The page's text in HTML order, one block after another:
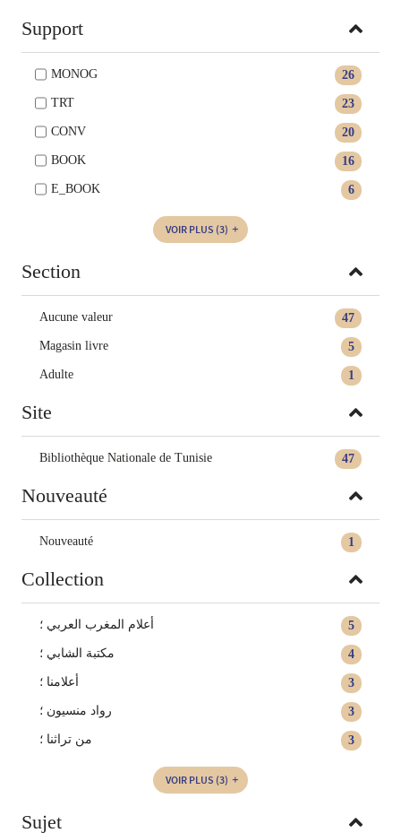
Support
26
MONOG
23
TRT
20
CONV
16
BOOK
6
E_BOOK
VOIR PLUS (3)
Section
47
Aucune valeur
5
Magasin livre
1
Adulte
Site
47
Bibliothèque Nationale de Tunisie
Nouveauté
1
Nouveauté
Collection
5 أعلام المغرب العربي ؛
4 مكتبة الشابي ؛
3 أعلامنا ؛
3 رواد منسيون ؛
3 من تراثنا ؛
VOIR PLUS (3)
Sujet